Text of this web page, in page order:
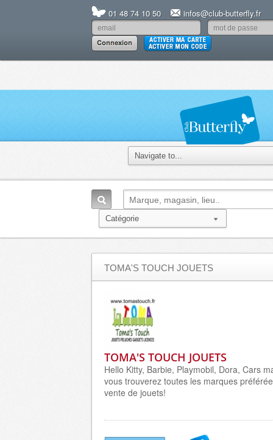
01 48 74 10 50 infos@club-butterfly.fr
TOMA'S TOUCH JOUETS
TOMA'S TOUCH JOUETS
Hello Kitty, Barbie, Playmobil, Dora, Cars
vous trouverez toutes les marques
vente de jouets!